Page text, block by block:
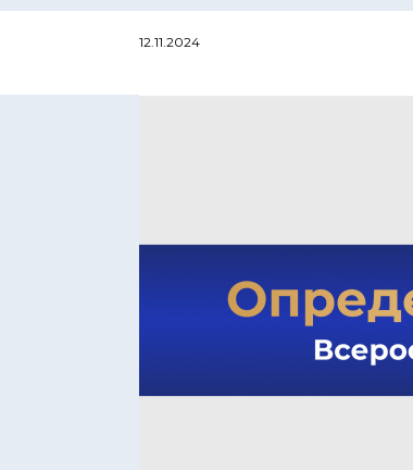
12.11.2024